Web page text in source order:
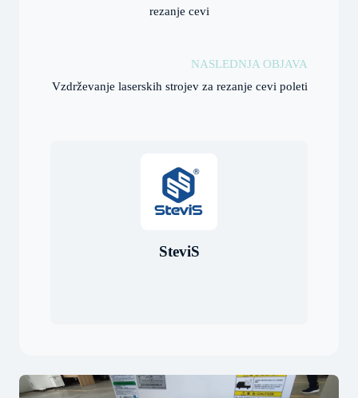
rezanje cevi
NASLEDNJA OBJAVA
Vzdrževanje laserskih strojev za rezanje cevi poleti
SteviS